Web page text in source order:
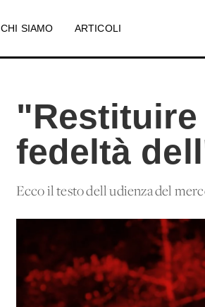
CHI SIAMO ARTICOLI
fedeltà
Ecco il testo dell'udienza del